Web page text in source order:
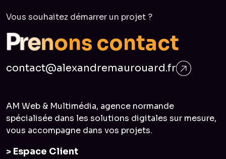
Vous souhaitez démarrer un projet ?
Prenons contact
contact@alexandremaurouard.fr
AM Web & Multimédia, agence normande
spécialisée dans les solutions digitales sur mesure,
vous accompagne dans vos projets.
> Espace Client